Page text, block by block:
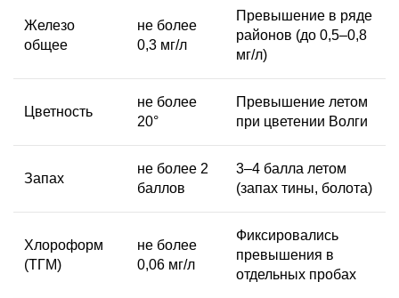
Железо
общее
не более
0,3 мг/л
Превышение в ряде
районов (до 0,5–0,8
мг/л)
Цветность
не более
20°
Превышение летом
при цветении Волги
Запах
не более 2
баллов
3–4 балла летом
(запах тины, болота)
Хлороформ
(ТГМ)
не более
0,06 мг/л
Фиксировались
превышения в
отдельных пробах